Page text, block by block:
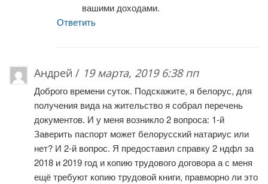
вашими доходами.
Ответить
Андрей / 19 марта, 2019 6:38 пп
Доброго времени суток. Подскажите, я белорус, для
получения вида на жительство я собрал перечень
документов. И у меня возникло 2 вопроса: 1-й
Заверить паспорт может белорусский натариус или
нет? И 2-й вопрос. Я предоставил справку 2 ндфл за
2018 и 2019 год и копию трудового договора а с меня
ещё требуют копию трудовой книги, правморно ли это